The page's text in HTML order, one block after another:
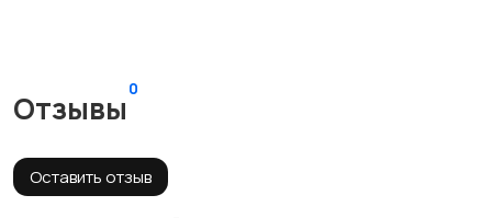
Отзывы
0
Оставить отзыв